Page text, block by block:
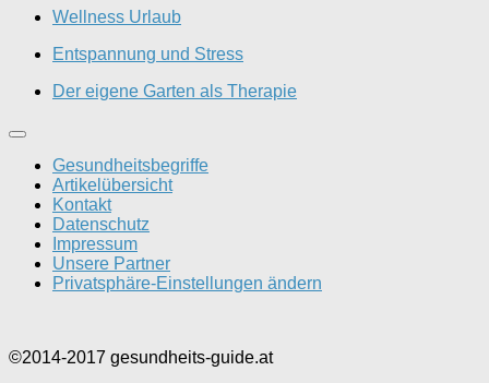
Wellness Urlaub
Entspannung und Stress
Der eigene Garten als Therapie
Gesundheitsbegriffe
Artikelübersicht
Kontakt
Datenschutz
Impressum
Unsere Partner
Privatsphäre-Einstellungen ändern
©2014-2017 gesundheits-guide.at